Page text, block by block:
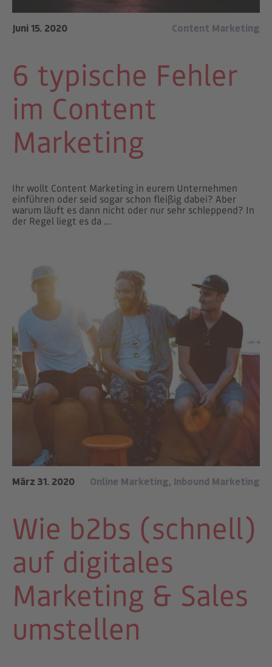
Juni 15. 2020 Content Marketing
6 typische Fehler
im Content
Marketing
Ihr wollt Content Marketing in eurem Unternehmen
einführen oder seid sogar schon fleißig dabei? Aber
warum läuft es dann nicht oder nur sehr schleppend? In
der Regel liegt es da ...
März 31. 2020 Online Marketing, Inbound Marketing
Wie b2bs (schnell)
auf digitales
Marketing & Sales
umstellen